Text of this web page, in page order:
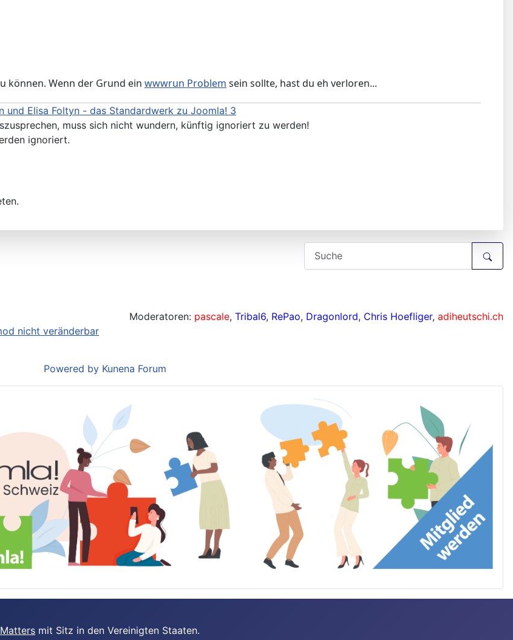
können. Wenn der Grund ein wwwrun Problem sein sollte, hast du eh verloren...
Elisa Foltyn - das Standardwerk zu Joomla! 3
muss sich nicht wundern, künftig ignoriert zu werden!
ignoriert.
Moderatoren: pascale, Tribal6, RePao, Dragonlord, Chris Hoefliger, adiheutschi.ch
nicht veränderbar
Powered by Kunena Forum
mit Sitz in den Vereinigten Staaten.